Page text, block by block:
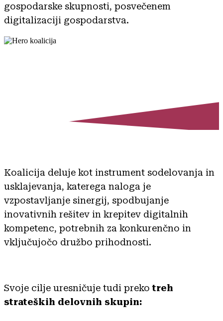
gospodarske skupnosti, posvečenem
digitalizaciji gospodarstva.
Koalicija deluje kot instrument sodelovanja in
usklajevanja, katerega naloga je
vzpostavljanje sinergij, spodbujanje
inovativnih rešitev in krepitev digitalnih
kompetenc, potrebnih za konkurenčno in
vključujočo družbo prihodnosti.
Svoje cilje uresničuje tudi prekotreh
strateških delovnih skupin: